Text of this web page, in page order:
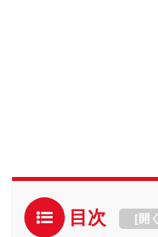
目次 [開く